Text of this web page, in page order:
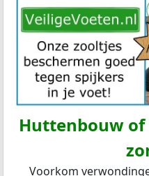
Huttenbouw
Voorkom